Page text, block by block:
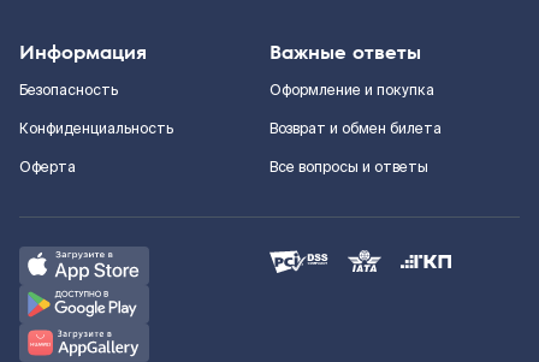
Информация
Безопасность
Конфиденциальность
Оферта
Важные ответы
Оформление и покупка
Возврат и обмен билета
Все вопросы и ответы